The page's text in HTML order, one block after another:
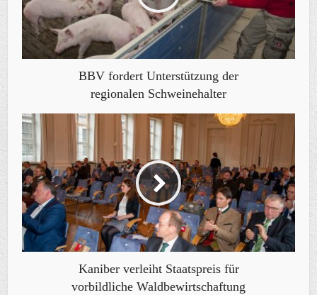
BBV fordert Unterstützung der
regionalen Schweinehalter
Kaniber verleiht Staatspreis für
vorbildliche Waldbewirtschaftung